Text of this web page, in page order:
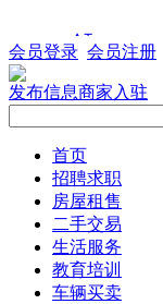
会员登录 会员注册
发布信息商家入驻
首页
招聘求职
房屋租售
二手交易
生活服务
教育培训
车辆买卖